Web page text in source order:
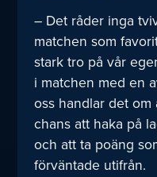
– Det råder inga
matchen som
stark tro på vår
i matchen med en
oss handlar det
chans att haka på
och att ta poäng
förväntade utifrån.